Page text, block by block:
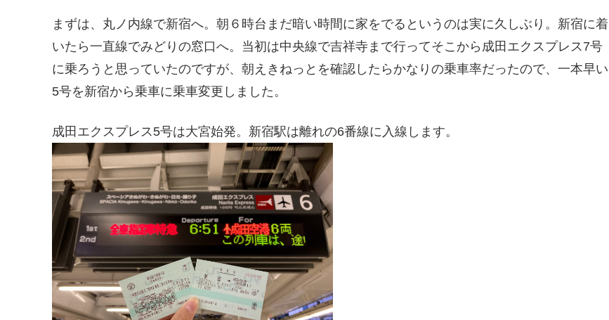
まずは、丸ノ内線で新宿へ。朝６時台まだ暗い時間に家をでるというのは実に久しぶり。新宿に着
いたら一直線でみどりの窓口へ。当初は中央線で吉祥寺まで行ってそこから成田エクスプレス7号
に乗ろうと思っていたのですが、朝えきねっとを確認したらかなりの乗車率だったので、一本早い
5号を新宿から乗車に乗車変更しました。
成田エクスプレス5号は大宮始発。新宿駅は離れの6番線に入線します。